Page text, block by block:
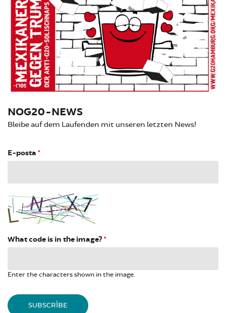
NOG20-NEWS
Bleibe auf dem Laufenden mit unseren letzten News!
E-posta *
What code is in the image? *
Enter the characters shown in the image.